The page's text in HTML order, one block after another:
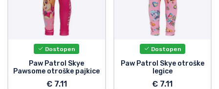
Dostopen
Paw Patrol Skye
Pawsome otroške pajkice
€ 7.11
Dostopen
Paw Patrol Skye otroške
legice
€ 7.11